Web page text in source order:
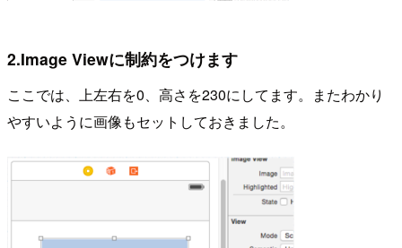
2.Image Viewに制約をつけます
ここでは、上左右を0、高さを230にしてます。またわかり
やすいように画像もセットしておきました。